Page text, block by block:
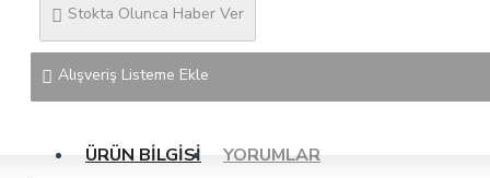
Stokta Olunca Haber Ver
Alışveriş Listeme Ekle
ÜRÜN BILGISI YORUMLAR